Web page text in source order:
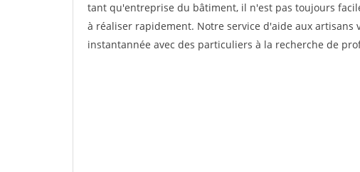
tant qu'entreprise du bâtiment, il n'est pas toujours
à réaliser rapidement. Notre service d'aide aux
instantannée avec des particuliers à la recherche de